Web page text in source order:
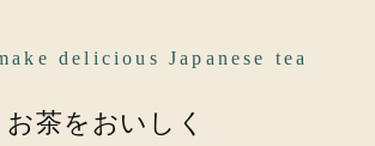
delicious Japanese tea
お茶をおいしく